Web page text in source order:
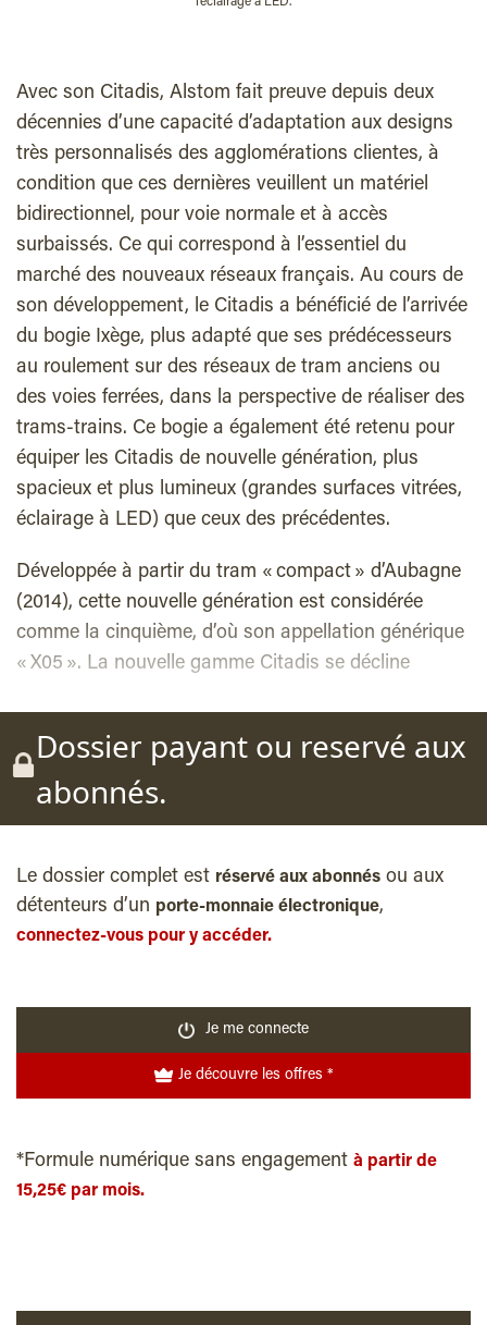
Avec son Citadis, Alstom fait preuve depuis deux
décennies d’une capacité d’adaptation aux designs
très personnalisés des agglomérations clientes, à
condition que ces dernières veuillent un matériel
bidirectionnel, pour voie normale et à accès
surbaissés. Ce qui correspond à l’essentiel du
marché des nouveaux réseaux français. Au cours de
son développement, le Citadis a bénéficié de l’arrivée
du bogie Ixège, plus adapté que ses prédécesseurs
au roulement sur des réseaux de tram anciens ou
des voies ferrées, dans la perspective de réaliser des
trams-trains. Ce bogie a également été retenu pour
équiper les Citadis de nouvelle génération, plus
spacieux et plus lumineux (grandes surfaces vitrées,
éclairage à LED) que ceux des précédentes.
Développée à partir du tram « compact » d’Aubagne
(2014), cette nouvelle génération est considérée
comme la cinquième, d’où son appellation générique
« X05 ». La nouvelle gamme Citadis se décline
Dossier payant ou reservé aux
abonnés.
Le dossier complet est réservé aux abonnés ou aux
détenteurs d’un porte-monnaie électronique,
connectez-vous pour y accéder.
Je me connecte
Je découvre les offres *
*Formule numérique sans engagement à partir de
15,25€ par mois.